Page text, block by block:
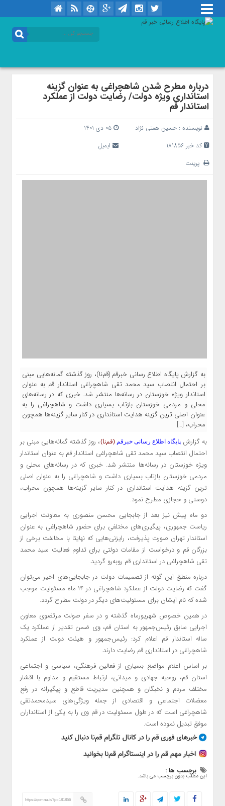
درباره مطرح شدن شاهچراغی به عنوان گزینه
استانداری ویژه دولت/ رضایت دولت از عملکرد
استاندار قم
نویسنده : حسین همتی نژاد
۰۵ دی ۱۴۰۱
کد خبر 181856
ایمیل
پرینت
به گزارش پایگاه اطلاع رسانی خبرقم (قم‌نا)، روز گذشته گمانه‌هایی مبنی
بر احتمال انتصاب سید محمد تقی شاهچراغی استاندار قم به عنوان
استاندار ویژه خوزستان در رسانه‌ها منتشر شد. خبری که در رسانه‌های
محلی و مردمی خوزستان بازتاب بسیاری داشت و شاهچراغی را به
عنوان اصلی ترین گزینه هدایت استانداری در کنار سایر گزینه‌ها همچون
محراب، […]
به گزارش پایگاه اطلاع رسانی خبرقم (قم‌نا)
، روز گذشته گمانه‌هایی مبنی بر
احتمال انتصاب سید محمد تقی شاهچراغی استاندار قم به عنوان استاندار
ویژه خوزستان در رسانه‌ها منتشر شد. خبری که در رسانه‌های محلی و
مردمی خوزستان بازتاب بسیاری داشت و شاهچراغی را به عنوان اصلی
ترین گزینه هدایت استانداری در کنار سایر گزینه‌ها همچون محراب،
دوستی و حجازی مطرح نمود.
دو ماه پیش نیز بعد از جابجایی محسن منصوری به معاونت اجرایی
ریاست جمهوری، پیگیری‌های مختلفی برای حضور شاهچراغی به عنوان
استاندار تهران صورت پذیرفت، رایزنی‌هایی که نهایتا با مخالفت برخی از
بزرگان قم و درخواست از مقامات دولتی برای تداوم فعالیت سید محمد
تقی شاهچراغی در استانداری قم روبه‌رو گردید.
درباره منطق این گونه از تصمیمات دولت در جابجایی‌های اخیر می‌توان
گفت که رضایت دولت از عملکرد شاهچراغی در ۱۴ ماه مسئولیت موجب
شده که نام ایشان برای مسئولیت‌های دیگر در دولت مطرح گردد.
در همین خصوص شهریورماه گذشته و در سفر صولت مرتضوی معاون
اجرایی سابق رئیس‌جمهور به استان قم، وی ضمن تقدیر از عملکرد یک
ساله استاندار قم اعلام کرد: رئیس‌جمهور و هیئت دولت از عملکرد
شاهچراغی در استانداری قم رضایت دارند.
بر اساس اعلام مواضع بسیاری از فعالین فرهنگی، سیاسی و اجتماعی
استان قم، روحیه جهادی و میدانی، ارتباط مستقیم و مداوم با اقشار
مختلف مردم و نخبگان و همچنین مدیریت قاطع و پیگیرانه در رفع
معضلات اجتماعی و اقتصادی از جمله ویژگی‌های سیدمحمدتقی
شاهچراغی است که در طول مسئولیت در قم وی را به یکی از استانداران
موفق تبدیل نموده است.
برچسب ها :
این مطلب بدون برچسب می باشد.
https://qomna.ir/?p=181856